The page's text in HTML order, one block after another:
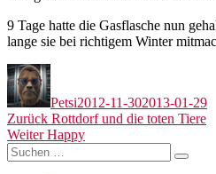
9 Tage hatte die Gasflasche nun
lange sie bei richtigem Winter
Autor
Petsi2012-11-302013-01-29
Beitragsnavigation
Zurück Vorheriger
Beitrag:
Rottdorf und die toten Tiere
Weiter Nächster
Beitrag:
Happy
Suchen
nach:
Suchen